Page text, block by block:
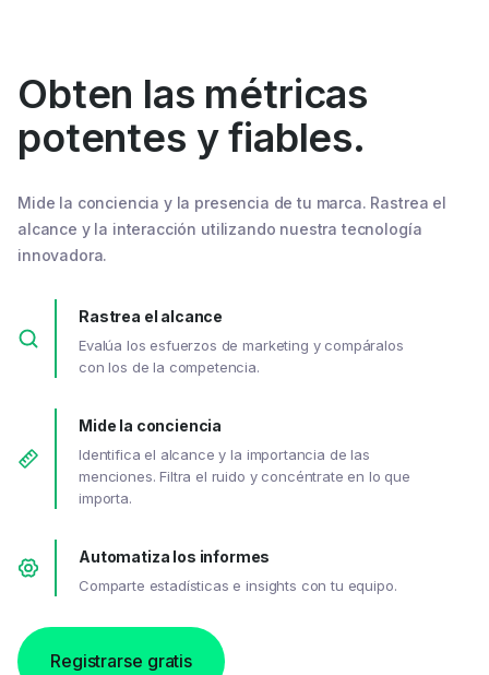
Obten las métricas
potentes y fiables.
Mide la conciencia y la presencia de tu marca. Rastrea el
alcance y la interacción utilizando nuestra tecnología
innovadora.
Rastrea el alcance
Evalúa los esfuerzos de marketing y compáralos
con los de la competencia.
Mide la conciencia
Identifica el alcance y la importancia de las
menciones. Filtra el ruido y concéntrate en lo que
importa.
Automatiza los informes
Comparte estadísticas e insights con tu equipo.
Registrarse gratis